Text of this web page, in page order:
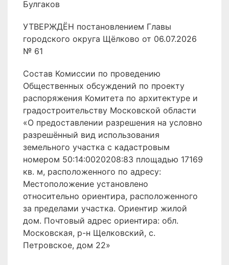
Булгаков
УТВЕРЖДЁН постановлением Главы
городского округа Щёлково от 06.07.2026
№ 61
Состав Комиссии по проведению
Общественных обсуждений по проекту
распоряжения Комитета по архитектуре и
градостроительству Московской области
«О предоставлении разрешения на условно
разрешённый вид использования
земельного участка с кадастровым
номером 50:14:0020208:83 площадью 17169
кв. м, расположенного по адресу:
Местоположение установлено
относительно ориентира, расположенного
за пределами участка. Ориентир жилой
дом. Почтовый адрес ориентира: обл.
Московская, р-н Щелковский, с.
Петровское, дом 22»